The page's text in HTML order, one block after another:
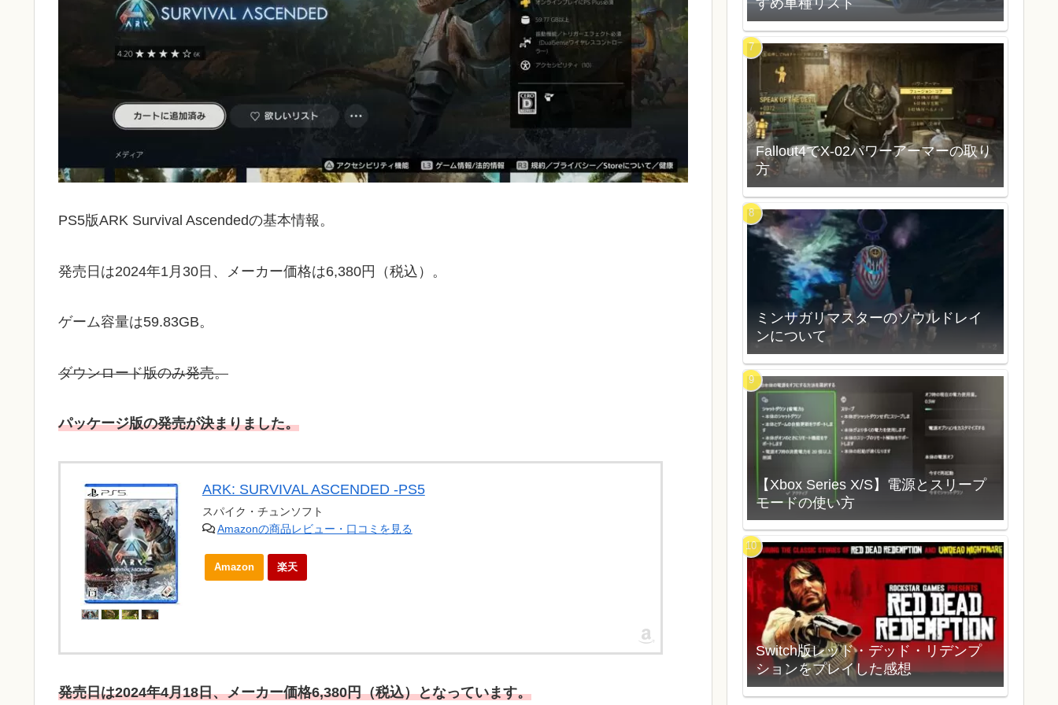
PS5版ARK Survival Ascendedの基本情報。
発売日は2024年1月30日、メーカー価格は6,380円（税込）。
ゲーム容量は59.83GB。
ダウンロード版のみ発売。
パッケージ版の発売が決まりました。
ARK: SURVIVAL ASCENDED -PS5
スパイク・チュンソフト
Amazonの商品レビュー・口コミを見る
Amazon 楽天
発売日は2024年4月18日、メーカー価格6,380円（税込）となっています。
Fallout4でX-02パワーアーマーの取り
方
ミンサガリマスターのソウルドレイ
ンについて
【Xbox Series X/S】電源とスリープ
モードの使い方
Switch版レッド・デッド・リデンプ
ションをプレイした感想